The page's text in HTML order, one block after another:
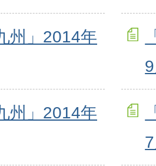
州」2014年
州」2014年